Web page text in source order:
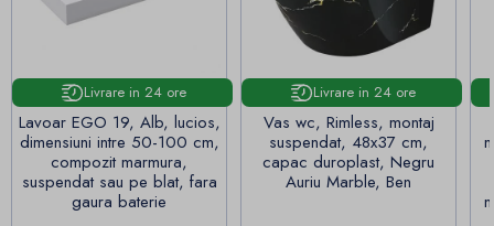
Livrare in 24 ore
Lavoar EGO 19, Alb, lucios,
dimensiuni intre 50-100 cm,
compozit marmura,
suspendat sau pe blat, fara
gaura baterie
Livrare in 24 ore
Vas wc, Rimless, montaj
suspendat, 48x37 cm,
capac duroplast, Negru
Auriu Marble, Ben